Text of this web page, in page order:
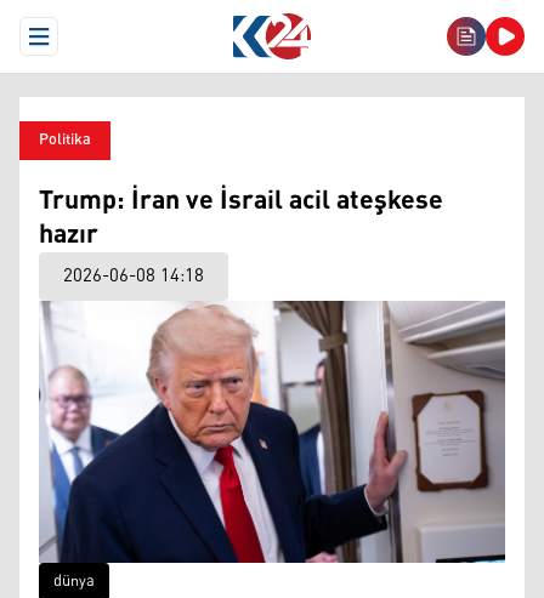
Open Menu
Politika
Trump: İran ve İsrail acil ateşkese
hazır
2026-06-08 14:18
dünya